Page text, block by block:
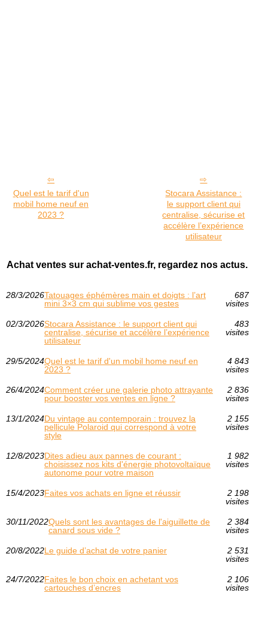
Quel est le tarif d'un
mobil home neuf en
2023 ?
Stocara Assistance :
le support client qui
centralise, sécurise et
accélère l’expérience
utilisateur
Achat ventes sur achat-ventes.fr, regardez nos actus.
28/3/2026Tatouages éphémères main et doigts : l’art
mini 3×3 cm qui sublime vos gestes
687
visites
02/3/2026Stocara Assistance : le support client qui
centralise, sécurise et accélère l’expérience
utilisateur
483
visites
29/5/2024Quel est le tarif d'un mobil home neuf en
2023 ?
4 843
visites
26/4/2024Comment créer une galerie photo attrayante
pour booster vos ventes en ligne ?
2 836
visites
13/1/2024Du vintage au contemporain : trouvez la
pellicule Polaroid qui correspond à votre
style
2 155
visites
12/8/2023Dites adieu aux pannes de courant :
choisissez nos kits d'énergie photovoltaïque
autonome pour votre maison
1 982
visites
15/4/2023Faites vos achats en ligne et réussir
2 198
visites
30/11/2022Quels sont les avantages de l'aiguillette de
canard sous vide ?
2 384
visites
20/8/2022Le guide d’achat de votre panier
2 531
visites
24/7/2022Faites le bon choix en achetant vos
cartouches d’encres
2 106
visites